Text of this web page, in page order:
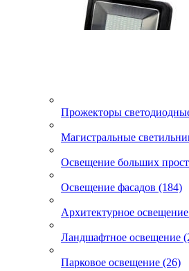
Прожекторы
Магистральные
Освещение больших
Освещение фасадов (184)
Архитектурное
Ландшафтное освещение
Парковое освещение (26)